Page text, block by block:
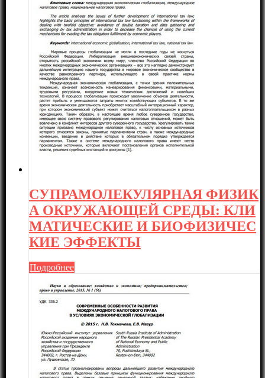
СУПРАМОЛЕКУЛЯРНАЯ ФИЗИК
А ОКРУЖАЮЩЕЙ СРЕДЫ: КЛИ
МАТИЧЕСКИЕ И БИОФИЗИЧЕС
КИЕ ЭФФЕКТЫ
Подробнее